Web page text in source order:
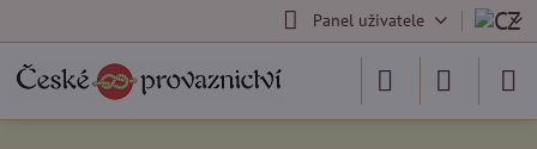
Panel uživatele